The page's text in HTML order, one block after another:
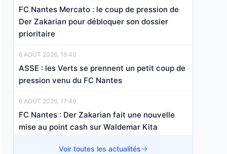
FC Nantes Mercato : le coup de pression de
Der Zakarian pour débloquer son dossier
prioritaire
6 AOÛT 2026, 18:40
ASSE : les Verts se prennent un petit coup de
pression venu du FC Nantes
6 AOÛT 2026, 17:40
FC Nantes : Der Zakarian fait une nouvelle
mise au point cash sur Waldemar Kita
6 AOÛT 2026, 16:00Voir toutes les actualités